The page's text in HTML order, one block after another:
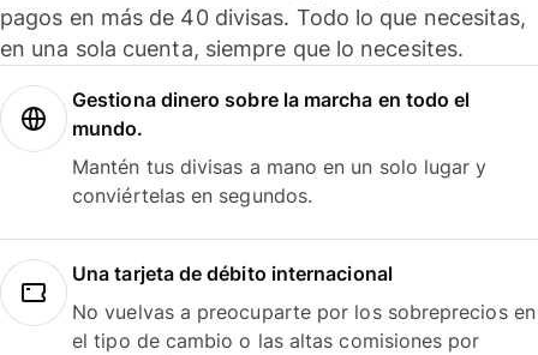
pagos en más de 40 divisas. Todo lo que necesitas,
en una sola cuenta, siempre que lo necesites.
Gestiona dinero sobre la marcha en todo el
mundo.
Mantén tus divisas a mano en un solo lugar y
conviértelas en segundos.
Una tarjeta de débito internacional
No vuelvas a preocuparte por los sobreprecios en
el tipo de cambio o las altas comisiones por